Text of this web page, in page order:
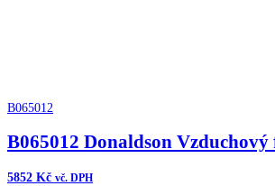
B065012
B065012 Donaldson
5852 Kč vč. DPH